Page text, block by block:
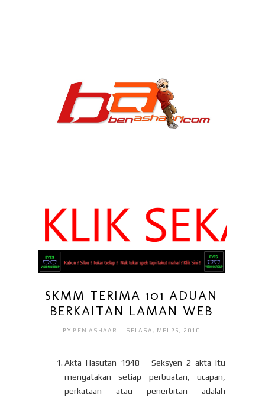
SKMM TERIMA 101 ADUAN
BERKAITAN LAMAN WEB
BY BEN ASHAARI- SELASA, MEI 25, 2010
Akta Hasutan 1948 - Seksyen 2 akta itu
mengatakan setiap perbuatan, ucapan,
perkataan atau penerbitan adalah